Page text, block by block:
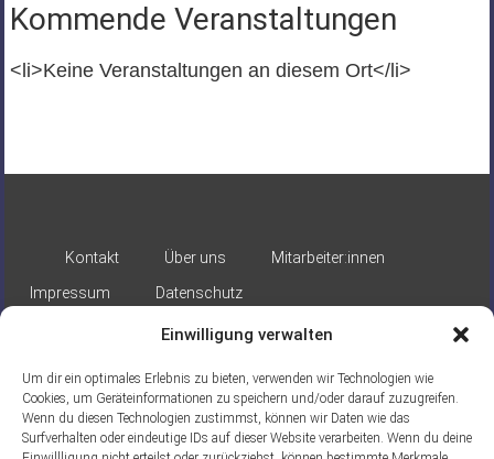
Einwilligung verwalten
Um dir ein optimales Erlebnis zu bieten, verwenden wir Technologien wie
Cookies, um Geräteinformationen zu speichern und/oder darauf zuzugreifen.
Wenn du diesen Technologien zustimmst, können wir Daten wie das
Surfverhalten oder eindeutige IDs auf dieser Website verarbeiten. Wenn du deine
Kommende Veranstaltungen
<li>Keine Veranstaltungen an diesem Ort</li>
Kontakt Über uns
Mitarbeiter:innen
Impressum
Datenschutz